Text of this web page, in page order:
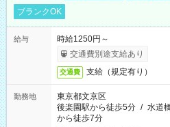
ブランクOK
給与
時給1250円～
交通費別途支給あり
交通費 支給（規定有り）
勤務地
東京都文京区
後楽園駅から徒歩5分 / 水道
から徒歩7分